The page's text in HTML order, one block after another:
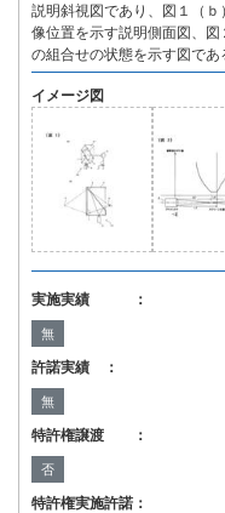
説明斜視図であり、図１（
像位置を示す説明側面図、
の組合せの状態を示す図であ
イメージ図
実施実績 ：
無
許諾実績 ：
無
特許権譲渡 ：
否
特許権実施許諾：